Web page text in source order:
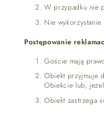
W przypadku nie
Nie
Postępowanie
Goście mają
Obiekt przyjmuje
Obiekcie lub,
Obiekt zastrzega